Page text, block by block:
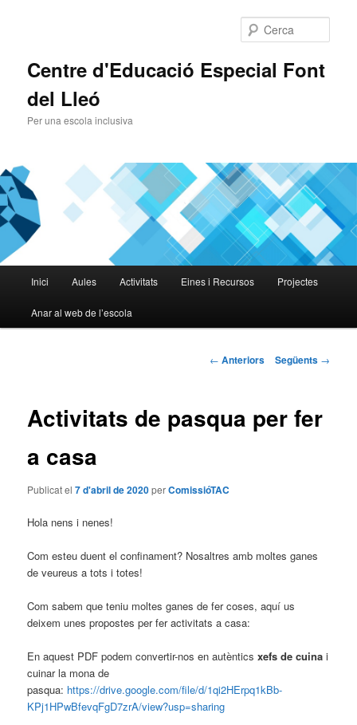
Centre d'Educació Especial Font
del Lleó
Per una escola inclusiva
principal
Aneu
al
Inici Aules Activitats Eines i Recursos Projectes
Anar al web de l’escola
Navegació
← Anteriors Següents →
Activitats de pasqua per fer
a casa
Publicat el7 d'abril de 2020perComissióTAC
Hola nens i nenes!
Com esteu duent el confinament? Nosaltres amb moltes ganes
de veureus a tots i totes!
Com sabem que teniu moltes ganes de fer coses, aquí us
deixem unes propostes per fer activitats a casa:
En aquest PDF podem convertir-nos en autènticsxefs de cuina i
cuinar la mona de
pasqua: https://drive.google.com/file/d/1qi2HErpq1kBb-
KPj1HPwBfevqFgD7zrA/view?usp=sharing